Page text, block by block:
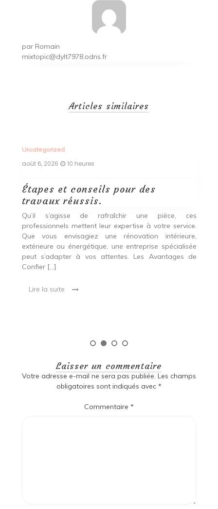
par Romain
mixtopic@dylt7978.odns.fr
Articles similaires
Uncategorized
août 6, 2026 10 heures
Étapes et conseils pour des
travaux réussis.
Qu’il s’agisse de rafraîchir une pièce, ces
professionnels mettent leur expertise à votre service.
Que vous envisagiez une rénovation intérieure,
extérieure ou énergétique, une entreprise spécialisée
peut s’adapter à vos attentes. Les Avantages de
Confier […]
Lire la suite
Laisser un commentaire
Votre adresse e-mail ne sera pas publiée. Les champs
obligatoires sont indiqués avec *
Commentaire *